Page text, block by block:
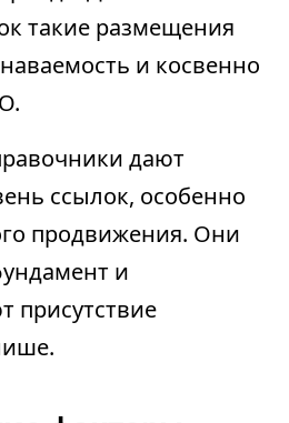
такие размещения
и косвенно
дают
ссылок, особенно
продвижения. Они
и
присутствие